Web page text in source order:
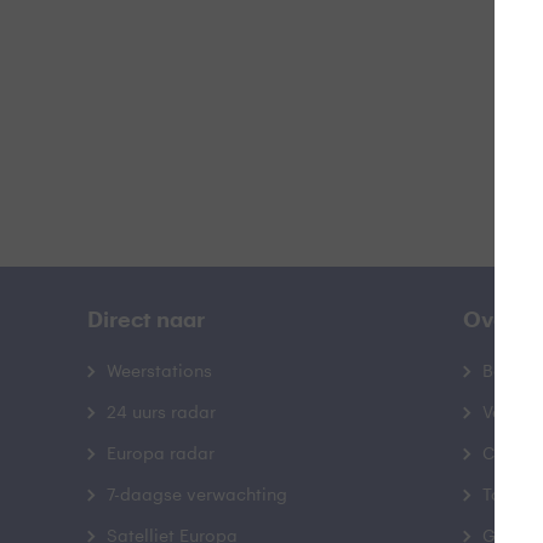
Direct naar
Weerstations
24 uurs radar
Europa radar
7-daagse verwachting
Satelliet Europa
Over
Contact